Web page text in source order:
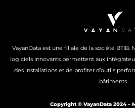
VayanData est une filiale de la société BTIB.
logiciels innovants permettent aux
des installations et de profiter d’outils
bâtiments.
Copyright © VayanData 2024 –